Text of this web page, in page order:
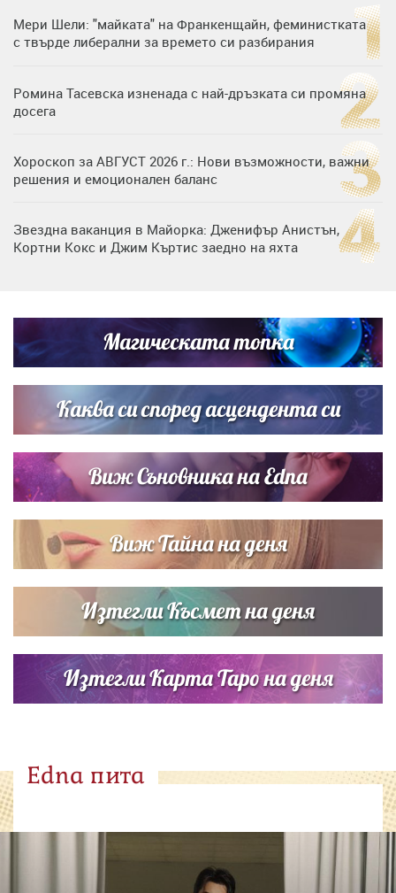
Мери Шели: "майката" на Франкенщайн, феминистката
с твърде либерални за времето си разбирания
Ромина Тасевска изненада с най-дръзката си промяна
досега
Хороскоп за АВГУСТ 2026 г.: Нови възможности, важни
решения и емоционален баланс
Звездна ваканция в Майорка: Дженифър Анистън,
Кортни Кокс и Джим Къртис заедно на яхта
Братя Аргирови я изненадаха с песен
Списъкът е ясен: Джей Ло и Риана във ВИП гостите на
сватбата на Роналдо
Магическата топка
Каква си според асцендента си
Виж Съновника на Edna
Виж Тайна на деня
Изтегли Късмет на деня
Изтегли Карта Таро на деня
Edna пита